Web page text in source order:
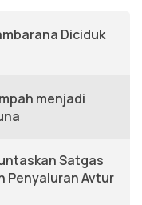
Diciduk
menjadi
Satgas
Penyaluran Avtur